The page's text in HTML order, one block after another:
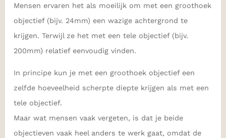
Mensen ervaren het als moeilijk om met een groothoek
objectief (bijv. 24mm) een wazige achtergrond te
krijgen. Terwijl ze het met een tele objectief (bijv.
200mm) relatief eenvoudig vinden.
In principe kun je met een groothoek objectief een
zelfde hoeveelheid scherpte diepte krijgen als met een
tele objectief.
Maar wat mensen vaak vergeten, is dat je beide
objectieven vaak heel anders te werk gaat, omdat de